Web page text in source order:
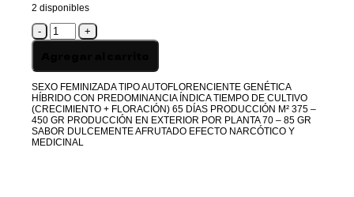
2 disponibles
SYRUP
AUTO
SEXO FEMINIZADA TIPO AUTOFLORENCIENTE GENÉTICA
HÍBRIDO CON PREDOMINANCIA ÍNDICA TIEMPO DE CULTIVO
(CRECIMIENTO + FLORACIÓN) 65 DÍAS PRODUCCIÓN M² 375 –
450 GR PRODUCCIÓN EN EXTERIOR POR PLANTA 70 – 85 GR
SABOR DULCEMENTE AFRUTADO EFECTO NARCÓTICO Y
MEDICINAL